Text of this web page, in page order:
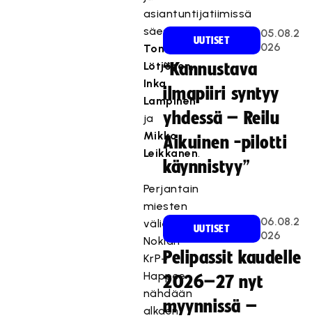
asiantuntijatiimissä
säestävät
Toni
Lötjönen,
Inka
Lampinen
ja
Mikko
Leikkanen.
Perjantain
miesten
välieristä
Nokian
KrP–
Happee
nähdään
alkaen
UUTISET
05.08.2
026
“Kannustava
ilmapiiri syntyy
yhdessä – Reilu
Aikuinen -pilotti
käynnistyy”
UUTISET
06.08.2
026
Pelipassit kaudelle
2026–27 nyt
myynnissä –